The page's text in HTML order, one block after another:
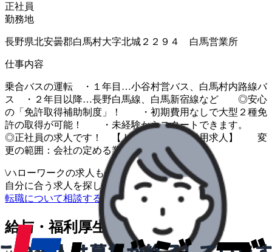
正社員
勤務地
長野県北安曇郡白馬村大字北城２２９４ 白馬営業所
仕事内容
乗合バスの運転 ・１年目…小谷村営バス、白馬村内路線バ
ス ・２年目以降…長野白馬線、白馬新宿線など ◎安心
の「免許取得補助制度」！ ・初期費用なしで大型２種免
許の取得が可能！ ・未経験からスタートできます。
◎正社員の求人です！ 【トライアル雇用併用求人】 変
更の範囲：会社の定める業務
\ハローワークの求人も一括管理
自分に合う求人を探してもらう/
転職について相談する
給与・福利厚生